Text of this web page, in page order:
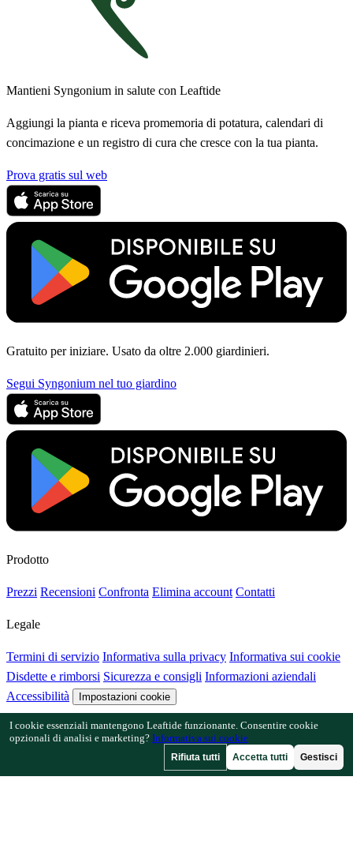
Mantieni Syngonium in salute con Leaftide
Aggiungi la pianta e riceva promemoria di potatura, calendari di
concimazione e un registro di cura che cresce con la tua pianta.
Prova gratis sul web
Gratuito per iniziare. Usato da oltre 2.000 giardinieri.
Segui Syngonium nel tuo giardino
Prodotto
Prezzi Recensioni Confronta Elimina account Contatti
Legale
Termini di servizio Informativa sulla privacy Informativa sui cookie
Disdette e rimborsi Sicurezza e consigli Informazioni aziendali
Accessibilità
Impostazioni cookie
Funzionalità
Guida al progettista
Libreria delle piante
Galleria dei giardini
I cookie essenziali mantengono Leaftide funzionante. Consentire cookie
opzionali di analisi e marketing? Informativa sui cookie
Rifiuta tutti Accetta tutti Gestisci